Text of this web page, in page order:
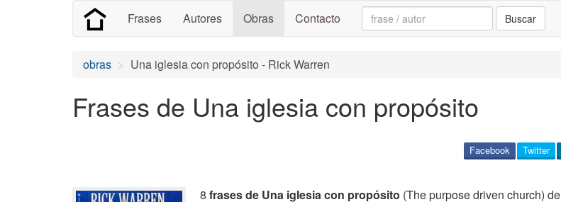
Frases Autores Obras Contacto Search: Buscar
obras Una iglesia con propósito - Rick Warren
Frases de Una iglesia con propósito
Twitter
Facebook
8 frases de Una iglesia con propósito (The purpose driven church) de